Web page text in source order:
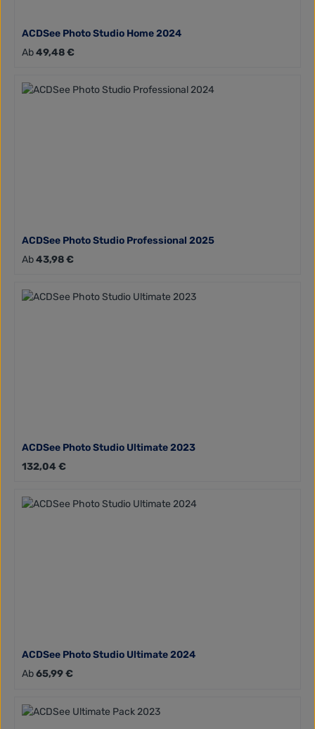
ACDSee Photo Studio Home 2024
Regulärer Preis:
Ab49,48 €
ACDSee Photo Studio Professional 2025
Regulärer Preis:
Ab43,98 €
ACDSee Photo Studio Ultimate 2023
Regulärer Preis:
132,04 €
ACDSee Photo Studio Ultimate 2024
Regulärer Preis:
Ab65,99 €